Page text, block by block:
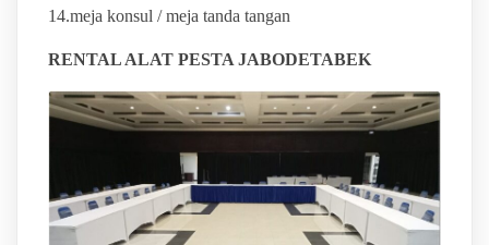
14.meja konsul / meja tanda tangan
RENTAL ALAT PESTA JABODETABEK